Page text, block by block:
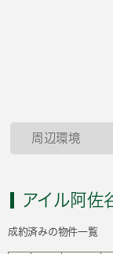
周辺環境
アイル阿佐
成約済みの物件一覧